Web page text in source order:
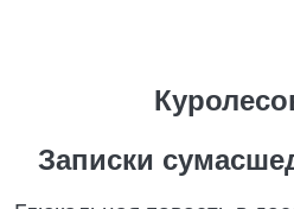
Записки